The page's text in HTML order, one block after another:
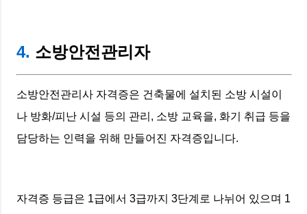
4. 소방안전관리자
소방안전관리사 자격증은 건축물에 설치된 소방 시설이
나 방화/피난 시설 등의 관리, 소방 교육을, 화기 취급 등을
담당하는 인력을 위해 만들어진 자격증입니다.
자격증 등급은 1급에서 3급까지 3단계로 나뉘어 있으며 1